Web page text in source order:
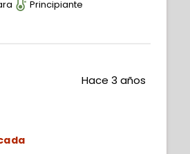
Principiante
Hace 3 años